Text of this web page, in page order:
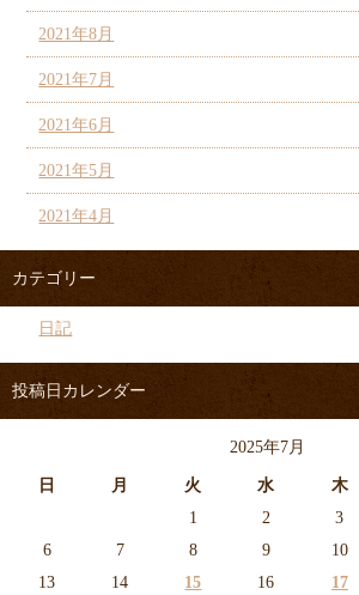
2021年8月
2021年7月
2021年6月
2021年5月
2021年4月
カテゴリー
日記
投稿日カレンダー
2025年7月
日 月 火 水 木
1
2 3
6
7 8 9 10
13
14 15 16 17